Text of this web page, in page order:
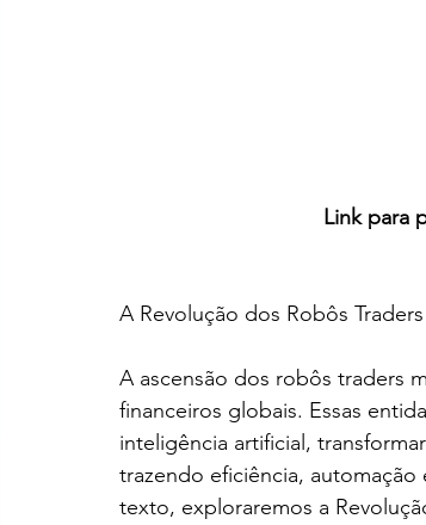
Link para
A Revolução dos Robôs
A ascensão dos robôs traders
financeiros globais. Essas
inteligência artificial,
trazendo eficiência,
texto, exploraremos a